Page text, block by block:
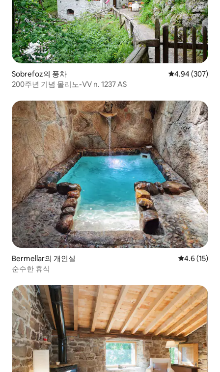
Sobrefoz의 풍차 평점 4.94점(5
4.94 (307)
200주년 기념 몰리노-VV n. 1237 AS
Bermellar의 개인실 평점 4.6점
4.6 (15)
순수한 휴식